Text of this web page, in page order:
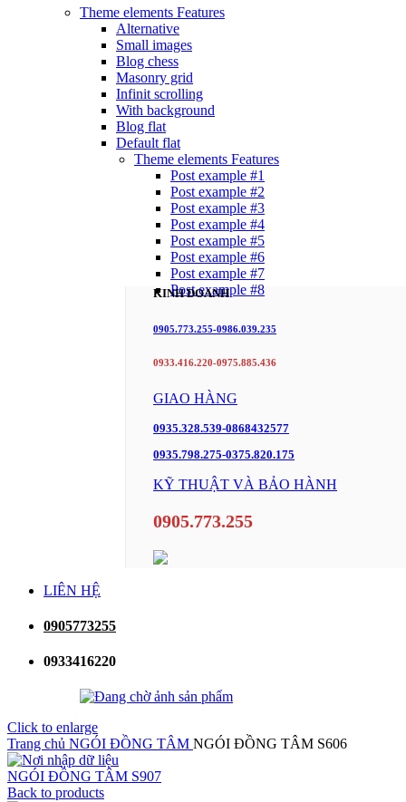
Theme elements Features
Alternative
Small images
Blog chess
Masonry grid
Infinit scrolling
With background
Blog flat
Default flat
Theme elements Features
Post example #1
Post example #2
Post example #3
Post example #4
Post example #5
Post example #6
Post example #7
Post example #8
KINH DOANH
0905.773.255-0986.039.235
0933.416.220-0975.885.436
GIAO HÀNG
0935.328.539-0868432577
0935.798.275-0375.820.175
KỸ THUẬT VÀ BẢO HÀNH
0905.773.255
LIÊN HỆ
0905773255
0933416220
Click to enlarge
Trang chủ NGÓI ĐỒNG TÂM NGÓI ĐỒNG TÂM S606
NGÓI ĐỒNG TÂM S907
Back to products